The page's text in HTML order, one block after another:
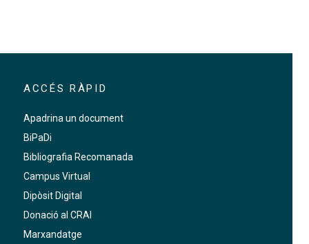
ACCÉS RÀPID
Apadrina un document
BiPaDi
Bibliografia Recomanada
Campus Virtual
Dipòsit Digital
Donació al CRAI
Marxandatge